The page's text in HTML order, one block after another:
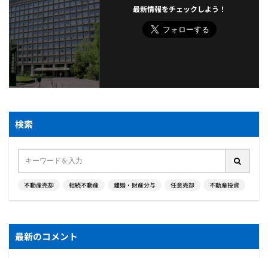
最新情報をチェックしよう！
検索
不動産売却 相続不動産 離婚・財産分与 任意売却 不動産投資
最新のコメント